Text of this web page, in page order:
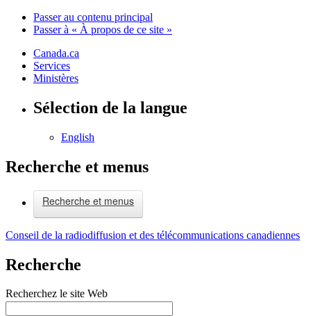
Passer au contenu principal
Passer à « À propos de ce site »
Canada.ca
Services
Ministères
Sélection de la langue
English
Recherche et menus
Recherche et menus
Conseil de la radiodiffusion et des télécommunications canadiennes
Recherche
Recherchez le site Web